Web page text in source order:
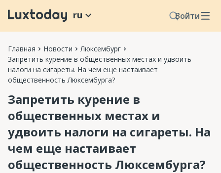
Войти
ru
Главная Новости
Люксембург
Запретить курение в общественных местах и удвоить
налоги на сигареты. На чем еще настаивает
общественность Люксембурга?
Запретить курение в
общественных местах и
удвоить налоги на сигареты. На
чем еще настаивает
общественность Люксембурга?